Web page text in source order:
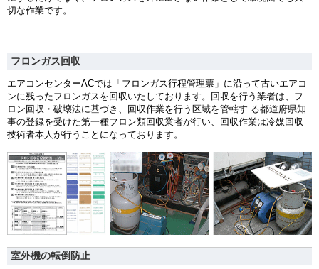
切な作業です。
フロンガス回収
エアコンセンターACでは「フロンガス行程管理票」に沿って古いエアコ
ンに残ったフロンガスを回収いたしております。回収を行う業者は、フ
ロン回収・破壊法に基づき、回収作業を行う区域を管轄す る都道府県知
事の登録を受けた第一種フロン類回収業者が行い、回収作業は冷媒回収
技術者本人が行うことになっております。
室外機の転倒防止